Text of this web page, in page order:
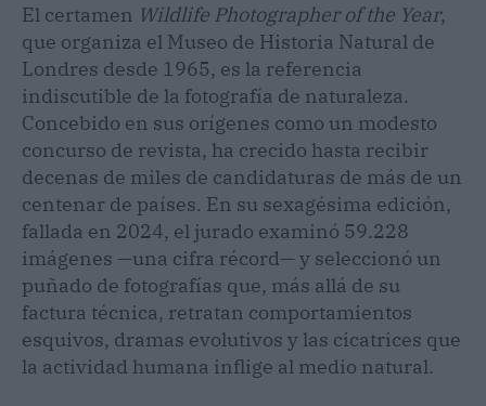
El certamen Wildlife Photographer of the Year,
que organiza el Museo de Historia Natural de
Londres desde 1965, es la referencia
indiscutible de la fotografía de naturaleza.
Concebido en sus orígenes como un modesto
concurso de revista, ha crecido hasta recibir
decenas de miles de candidaturas de más de un
centenar de países. En su sexagésima edición,
fallada en 2024, el jurado examinó 59.228
imágenes —una cifra récord— y seleccionó un
puñado de fotografías que, más allá de su
factura técnica, retratan comportamientos
esquivos, dramas evolutivos y las cicatrices que
la actividad humana inflige al medio natural.